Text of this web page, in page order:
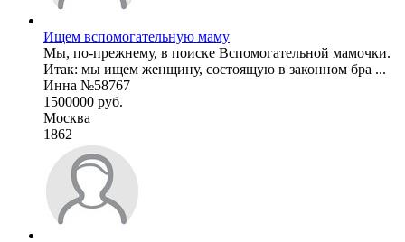
Ищем вспомогательную маму
Мы, по-прежнему, в поиске Вспомогательной мамочки.
Итак: мы ищем женщину, состоящую в законном бра ...
Инна №58767
1500000 руб.
Москва
1862